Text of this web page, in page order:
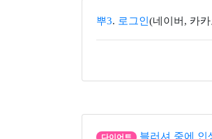
뿌3. 로그인 (네이버, 카
다이어트 블러셔 중에 인